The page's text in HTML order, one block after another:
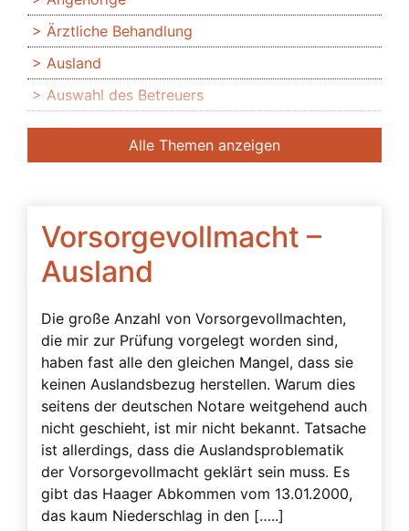
Vorsorgevollmacht –
Ausland
Die große Anzahl von Vorsorgevollmachten,
die mir zur Prüfung vorgelegt worden sind,
haben fast alle den gleichen Mangel, dass sie
keinen Auslandsbezug herstellen. Warum dies
seitens der deutschen Notare weitgehend auch
nicht geschieht, ist mir nicht bekannt. Tatsache
ist allerdings, dass die Auslandsproblematik
der Vorsorgevollmacht geklärt sein muss. Es
gibt das Haager Abkommen vom 13.01.2000,
das kaum Niederschlag in den […..]
Ärztliche Behandlung
Ausland
Auswahl des Betreuers
Banken
Bedingte Vollmacht
Beglaubigung
Beratung des Bevollmächtigten durch das
Betreuungsgericht
Beschwerdebefugnis
Besuchsverbot
Beteiligte
Betreuerbestellung
Betreuervergütung
Betreuung
Betreuung in Österreich
Alle Themen anzeigen